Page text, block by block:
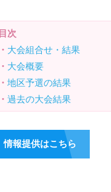
目次
・ 大会組合せ・結果
・ 大会概要
・ 地区予選の結果
・ 過去の大会結果
情報提供はこちら